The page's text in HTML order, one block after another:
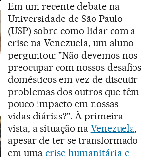
Em um recente debate na
Universidade de São Paulo
(USP) sobre como lidar com a
crise na Venezuela, um aluno
perguntou: "Não devemos nos
preocupar com nossos desafios
domésticos em vez de discutir
problemas dos outros que têm
pouco impacto em nossas
vidas diárias?". À primeira
vista, a situação na Venezuela,
apesar de ter se transformado
em umacrise humanitária e